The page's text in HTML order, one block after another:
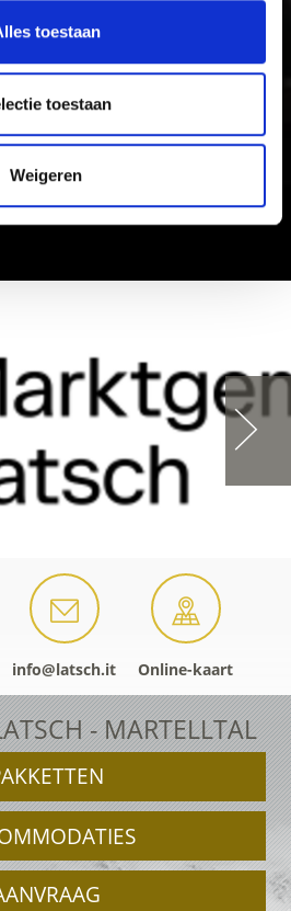
toestaan
toestaan
Weigeren
info@latsch.it Online-kaart
- MARTELLTAL